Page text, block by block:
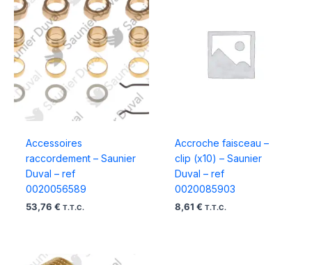
Accessoires
raccordement – Saunier
Duval – ref
0020056589
53,76 € T.T.C.
Accroche faisceau –
clip (x10) – Saunier
Duval – ref
0020085903
8,61 € T.T.C.